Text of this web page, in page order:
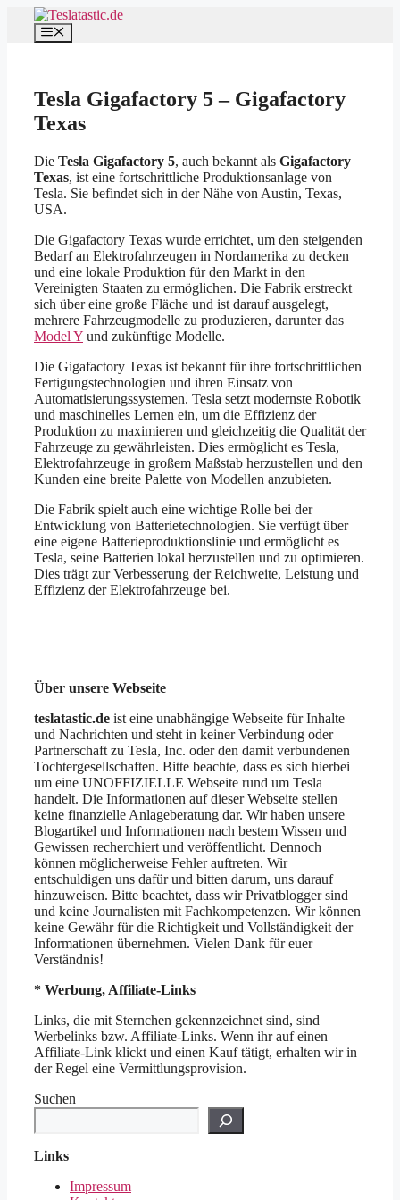
Inhalt
springen
Menü
Tesla Gigafactory 5 – Gigafactory
Texas
Die Tesla Gigafactory 5, auch bekannt als Gigafactory
Texas, ist eine fortschrittliche Produktionsanlage von
Tesla. Sie befindet sich in der Nähe von Austin, Texas,
USA.
Die Gigafactory Texas wurde errichtet, um den steigenden
Bedarf an Elektrofahrzeugen in Nordamerika zu decken
und eine lokale Produktion für den Markt in den
Vereinigten Staaten zu ermöglichen. Die Fabrik erstreckt
sich über eine große Fläche und ist darauf ausgelegt,
mehrere Fahrzeugmodelle zu produzieren, darunter das
Model Y und zukünftige Modelle.
Die Gigafactory Texas ist bekannt für ihre fortschrittlichen
Fertigungstechnologien und ihren Einsatz von
Automatisierungssystemen. Tesla setzt modernste Robotik
und maschinelles Lernen ein, um die Effizienz der
Produktion zu maximieren und gleichzeitig die Qualität der
Fahrzeuge zu gewährleisten. Dies ermöglicht es Tesla,
Elektrofahrzeuge in großem Maßstab herzustellen und den
Kunden eine breite Palette von Modellen anzubieten.
Die Fabrik spielt auch eine wichtige Rolle bei der
Entwicklung von Batterietechnologien. Sie verfügt über
eine eigene Batterieproduktionslinie und ermöglicht es
Tesla, seine Batterien lokal herzustellen und zu optimieren.
Dies trägt zur Verbesserung der Reichweite, Leistung und
Effizienz der Elektrofahrzeuge bei.
Über unsere Webseite
teslatastic.de ist eine unabhängige Webseite für Inhalte
und Nachrichten und steht in keiner Verbindung oder
Partnerschaft zu Tesla, Inc. oder den damit verbundenen
Tochtergesellschaften. Bitte beachte, dass es sich hierbei
um eine UNOFFIZIELLE Webseite rund um Tesla
handelt. Die Informationen auf dieser Webseite stellen
keine finanzielle Anlageberatung dar. Wir haben unsere
Blogartikel und Informationen nach bestem Wissen und
Gewissen recherchiert und veröffentlicht. Dennoch
können möglicherweise Fehler auftreten. Wir
entschuldigen uns dafür und bitten darum, uns darauf
hinzuweisen. Bitte beachtet, dass wir Privatblogger sind
und keine Journalisten mit Fachkompetenzen. Wir können
keine Gewähr für die Richtigkeit und Vollständigkeit der
Informationen übernehmen. Vielen Dank für euer
Verständnis!
* Werbung, Affiliate-Links
Links, die mit Sternchen gekennzeichnet sind, sind
Werbelinks bzw. Affiliate-Links. Wenn ihr auf einen
Affiliate-Link klickt und einen Kauf tätigt, erhalten wir in
der Regel eine Vermittlungsprovision.
Suchen
Links
Impressum